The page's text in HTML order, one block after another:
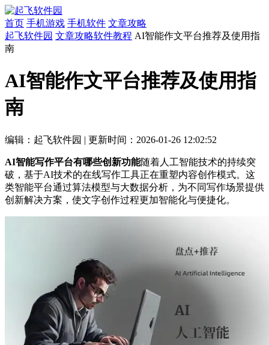
首页 手机游戏 手机软件 文章攻略
起飞软件园 文章攻略软件教程 AI智能作文平台推荐及使用指
南
AI智能作文平台推荐及使用指
南
编辑：起飞软件园 | 更新时间：2026-01-26 12:02:52
AI智能写作平台有哪些创新功能随着人工智能技术的持续突
破，基于AI技术的在线写作工具正在重塑内容创作模式。这
类智能平台通过算法模型与大数据分析，为不同写作场景提供
创新解决方案，使文字创作过程更加智能化与便捷化。